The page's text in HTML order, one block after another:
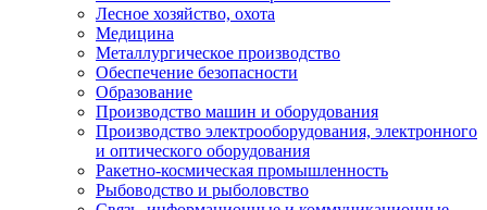
Лесное хозяйство, охота
Медицина
Металлургическое производство
Обеспечение безопасности
Образование
Производство машин и оборудования
Производство электрооборудования, электронного
и оптического оборудования
Ракетно-космическая промышленность
Рыбоводство и рыболовство